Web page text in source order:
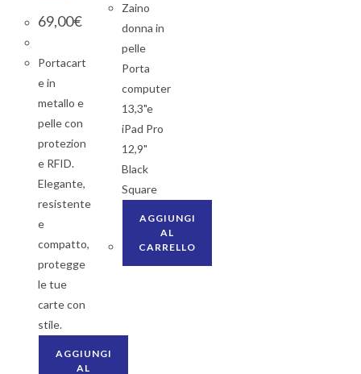
69,00€
Portacart
e in
metallo e
pelle con
protezion
e RFID.
Elegante,
resistente
e
compatto,
protegge
le tue
carte con
stile.
AGGIUNGI
AL
Zaino
donna in
pelle
Porta
computer
13,3"e
iPad Pro
12,9"
Black
Square
AGGIUNGI
AL
CARRELLO